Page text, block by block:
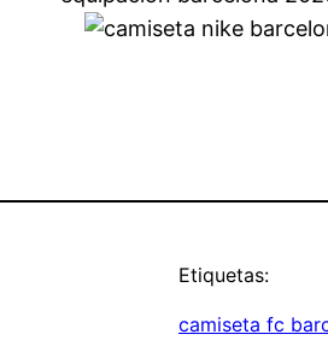
Etiquetas:
camiseta fc